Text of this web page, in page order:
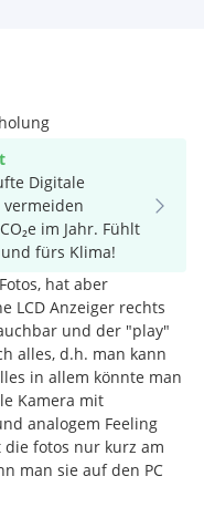
Digitale
vermeiden
im Jahr. Fühlt
fürs Klima!
hat aber
LCD Anzeiger rechts
und der "play"
alles, d.h. man kann
in allem könnte man
Kamera mit
analogem Feeling
fotos nur kurz am
man sie auf den PC